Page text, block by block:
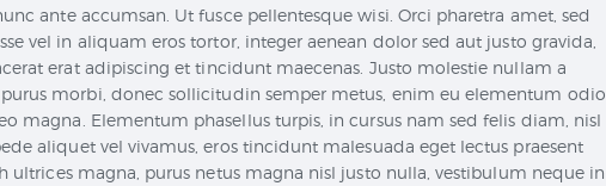
ante accumsan. Ut fusce pellentesque wisi. Orci pharetra amet, sed
vel in aliquam eros tortor, integer aenean dolor sed aut justo gravida,
erat adipiscing et tincidunt maecenas. Justo molestie nullam a
morbi, donec sollicitudin semper metus, enim eu elementum odio
magna. Elementum phasellus turpis, in cursus nam sed felis diam, nisl
aliquet vel vivamus, eros tincidunt malesuada eget lectus praesent
ultrices magna, purus netus magna nisl justo nulla, vestibulum neque in